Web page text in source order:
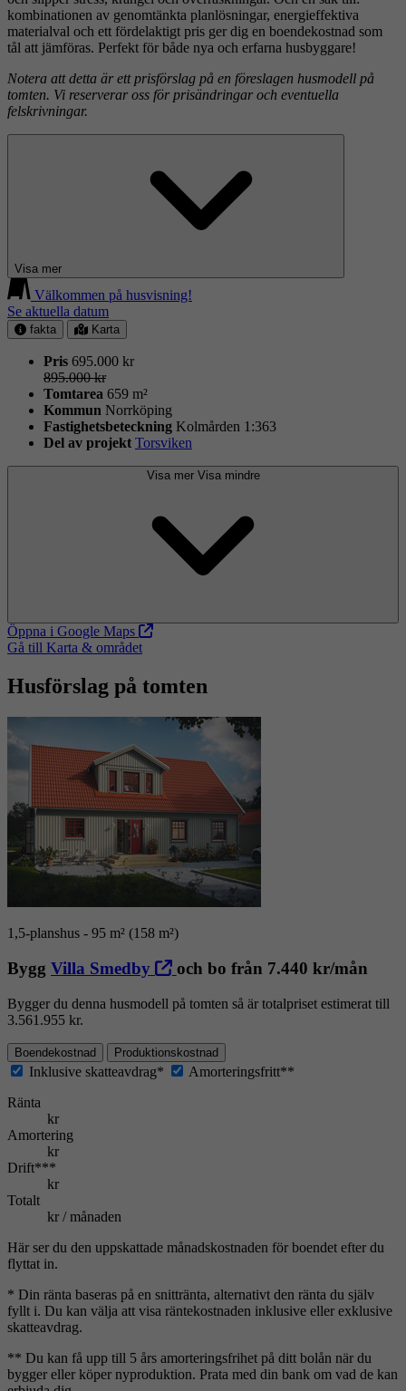
kombinationen av genomtänkta planlösningar, energieffektiva
materialval och ett fördelaktigt pris ger dig en boendekostnad som
tål att jämföras. Perfekt för både nya och erfarna husbyggare!
Notera att detta är ett prisförslag på en föreslagen husmodell på
tomten. Vi reserverar oss för prisändringar och eventuella
felskrivningar.
Visa mer
Välkommen på husvisning!
Se aktuella datum
fakta Karta
Pris 695.000 kr
895.000 kr
Tomtarea 659 m²
Kommun Norrköping
Fastighets­beteckning Kolmården 1:363
Del av projekt Torsviken
Visa mer Visa mindre
Öppna i Google Maps
Gå till Karta & området
Husförslag på tomten
1,5-planshus - 95 m² (158 m²)
Bygg Villa Smedby och bo från 7.440 kr/mån
Bygger du denna husmodell på tomten så är totalpriset estimerat till
3.561.955 kr.
Boendekostnad Produktionskostnad
Inklusive skatteavdrag*
Amorteringsfritt**
Ränta
kr
Amortering
kr
Drift***
kr
Totalt
kr / månaden
Här ser du den uppskattade månadskostnaden för boendet efter du
flyttat in.
* Din ränta baseras på en snittränta, alternativt den ränta du själv
fyllt i. Du kan välja att visa räntekostnaden inklusive eller exklusive
skatteavdrag.
** Du kan få upp till 5 års amorteringsfrihet på ditt bolån när du
bygger eller köper nyproduktion. Prata med din bank om vad de kan